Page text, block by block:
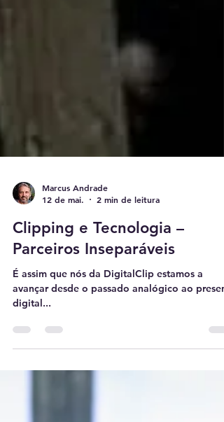
12 de mai.
2 min de leitura
Clipping e Tecnologia –
Parceiros Inseparáveis
É assim que nós da DigitalClip estamos a
digital...